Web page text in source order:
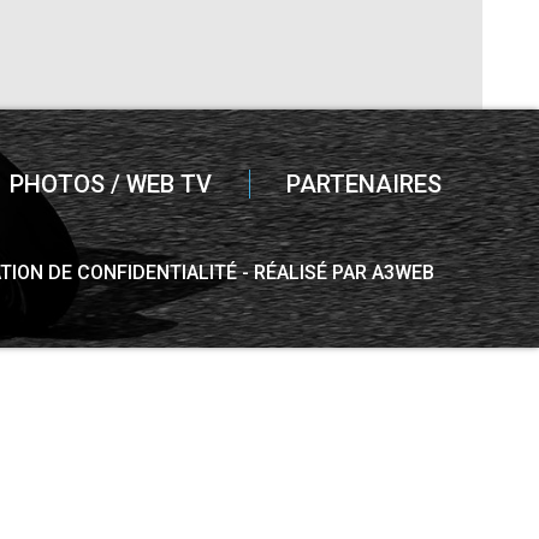
PHOTOS / WEB TV PARTENAIRES
DE CONFIDENTIALITÉ RÉALISÉ PAR A3WEB